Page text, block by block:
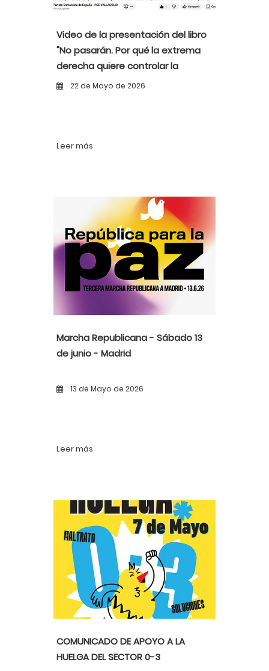
Video de la presentación del libro
"No pasarán. Por qué la extrema
derecha quiere controlar la
educación pública" por MEPLyG
22 de Mayo de 2026
Leer más
Marcha Republicana - Sábado 13
de junio - Madrid
13 de Mayo de 2026
Leer más
COMUNICADO DE APOYO A LA
HUELGA DEL SECTOR 0-3